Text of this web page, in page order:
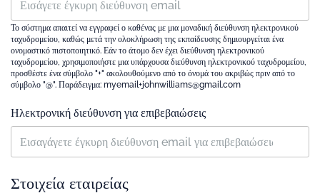
Το σύστημα απαιτεί να εγγραφεί ο καθένας με μια μοναδική διεύθυνση ηλεκτρονικού
ταχυδρομείου, καθώς μετά την ολοκλήρωση της εκπαίδευσης δημιουργείται ένα
ονομαστικό πιστοποιητικό. Εάν το άτομο δεν έχει διεύθυνση ηλεκτρονικού
ταχυδρομείου, χρησιμοποιήστε μια υπάρχουσα διεύθυνση ηλεκτρονικού ταχυδρομείου,
προσθέστε ένα σύμβολο "+" ακολουθούμενο από το όνομά του ακριβώς πριν από το
σύμβολο "@". Παράδειγμα: myemail+johnwilliams@gmail.com
Ηλεκτρονική διεύθυνση για επιβεβαιώσεις
Στοιχεία εταιρείας